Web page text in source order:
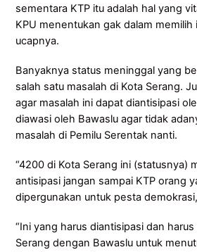
sementara KTP itu adalah hal yang
KPU menentukan gak dalam memilih
ucapnya.
Banyaknya status meninggal yang
salah satu masalah di Kota Serang.
agar masalah ini dapat diantisipasi
diawasi oleh Bawaslu agar tidak
masalah di Pemilu Serentak nanti.
“4200 di Kota Serang ini (statusnya)
antisipasi jangan sampai KTP orang
dipergunakan untuk pesta
“Ini yang harus diantisipasi dan
Serang dengan Bawaslu untuk